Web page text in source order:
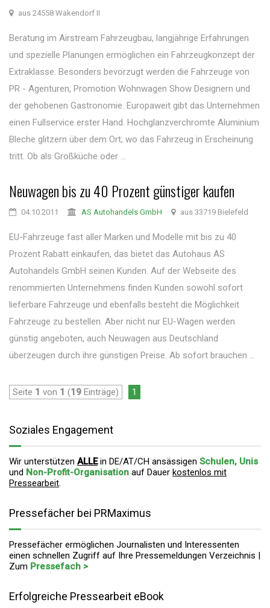
aus 24558 Wakendorf II
Beratung im Airstream Fahrzeugbau, langjährige Erfahrungen
und spezielle Planungen ermöglichen ein Fahrzeugkonzept der
Extraklasse. Besonders bevorzugt werden die Fahrzeuge von
PR - Agenturen, Promotion Wohnwagen Show Designern und
der gehobenen Gastronomie. Europaweit gibt das Unternehmen
einen Fullservice erster Hand. Hochglanzverchromte Aluminium
Bleche glitzern über dem Ort, wo das Fahrzeug in Erscheinung
tritt. Ob als Großküche oder ...
Neuwagen bis zu 40 Prozent günstiger kaufen
04.10.2011 AS Autohandels GmbH aus 33719 Bielefeld
EU-Fahrzeuge fast aller Marken und Modelle mit bis zu 40
Prozent Rabatt einkaufen, das bietet das Autohaus AS
Autohandels GmbH seinen Kunden. Auf der Webseite des
renommierten Unternehmens finden Kunden sowohl sofort
lieferbare Fahrzeuge und ebenfalls besteht die Möglichkeit
Fahrzeuge zu bestellen. Aber nicht nur EU-Wagen werden
günstig angeboten, auch Neuwagen aus Deutschland
überzeugen durch ihre günstigen Preise. Ab sofort brauchen ...
Seite 1 von 1 (19 Einträge) 1
Soziales Engagement
Wir unterstützen ALLEin DE/AT/CH ansässigen Schulen, Unis
und Non-Profit-Organisation auf Dauer kostenlos mit
Pressearbeit.
Pressefächer bei PRMaximus
Pressefächer ermöglichen Journalisten und Interessenten
einen schnellen Zugriff auf Ihre Pressemeldungen Verzeichnis |
Zum Pressefach >
Erfolgreiche Pressearbeit eBook